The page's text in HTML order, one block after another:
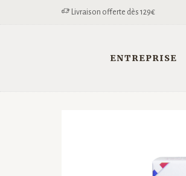
Livraison offerte dès 129€
ENTREPRISE